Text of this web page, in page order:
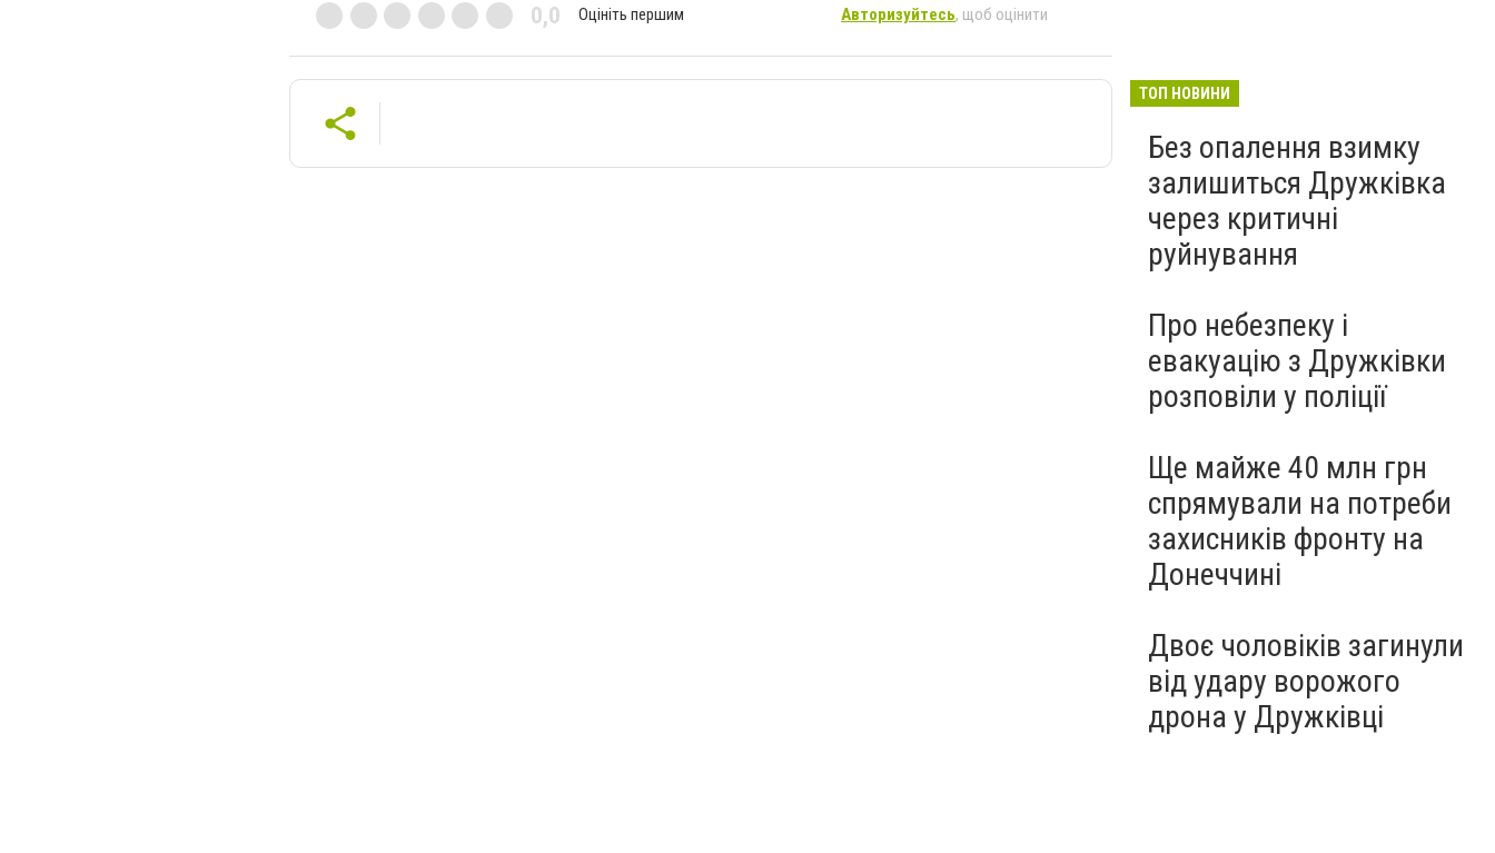
0,0 Оцініть першим Авторизуйтесь, щоб оцінити
ТОП НОВИНИ
Без опалення взимку
залишиться Дружківка
через критичні
руйнування
Про небезпеку і
евакуацію з Дружківки
розповіли у поліції
Ще майже 40 млн грн
спрямували на потреби
захисників фронту на
Донеччині
Двоє чоловіків загинули
від удару ворожого
дрона у Дружківці